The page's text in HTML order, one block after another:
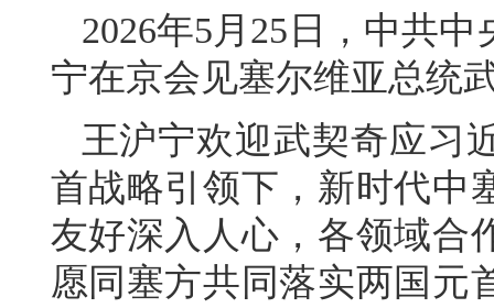
2026年5月25日，中共
宁在京会见塞尔维亚总统
王沪宁欢迎武契奇应习
首战略引领下，新时代中
友好深入人心，各领域合
愿同塞方共同落实两国元